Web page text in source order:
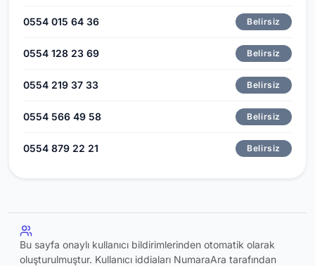
0554 015 64 36 Belirsiz
0554 128 23 69 Belirsiz
0554 219 37 33 Belirsiz
0554 566 49 58 Belirsiz
0554 879 22 21 Belirsiz
Bu sayfa onaylı kullanıcı bildirimlerinden otomatik olarak
oluşturulmuştur. Kullanıcı iddiaları NumaraAra tarafından